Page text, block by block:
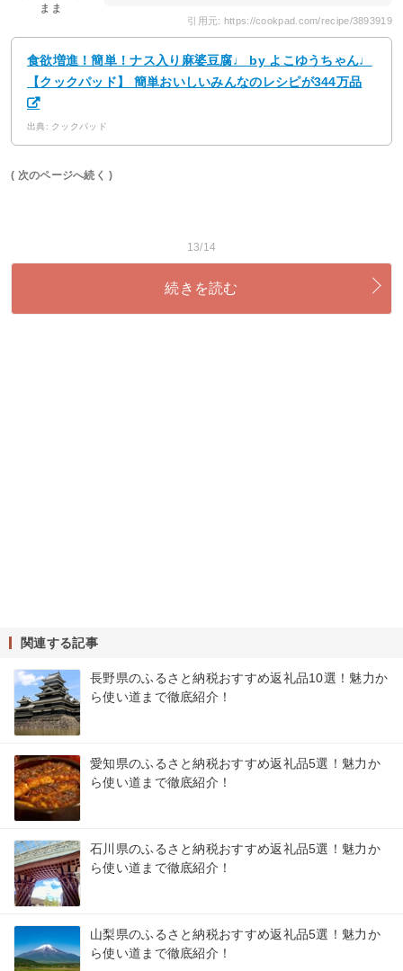
まま
引用元: https://cookpad.com/recipe/3893919
食欲増進！簡単！ナス入り麻婆豆腐♩ by よこゆうちゃん♩
【クックパッド】 簡単おいしいみんなのレシピが344万品
出典: クックパッド
( 次のページへ続く )
13/14
続きを読む
関連する記事
長野県のふるさと納税おすすめ返礼品10選！魅力か
ら使い道まで徹底紹介！
愛知県のふるさと納税おすすめ返礼品5選！魅力か
ら使い道まで徹底紹介！
石川県のふるさと納税おすすめ返礼品5選！魅力か
ら使い道まで徹底紹介！
山梨県のふるさと納税おすすめ返礼品5選！魅力か
ら使い道まで徹底紹介！